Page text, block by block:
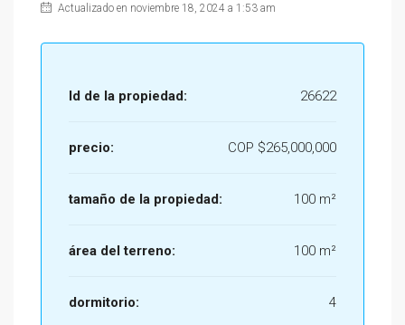
Actualizado en noviembre 18, 2024 a 1:53 am
Id de la propiedad: 26622
precio: COP $265,000,000
tamaño de la propiedad: 100 m²
área del terreno: 100 m²
dormitorio: 4